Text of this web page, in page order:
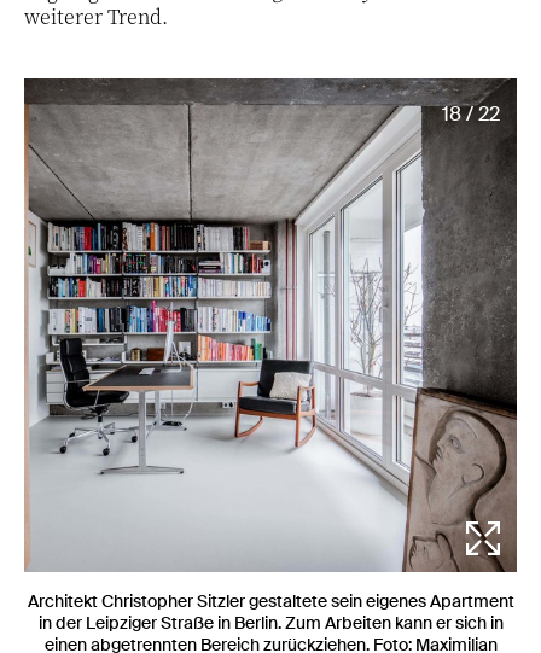
weiterer Trend.
18 / 22
Architekt Christopher Sitzler gestaltete sein eigenes Apartment
in der Leipziger Straße in Berlin. Zum Arbeiten kann er sich in
einen abgetrennten Bereich zurückziehen. Foto: Maximilian